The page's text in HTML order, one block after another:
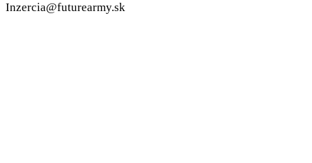
Inzercia@futurearmy.sk